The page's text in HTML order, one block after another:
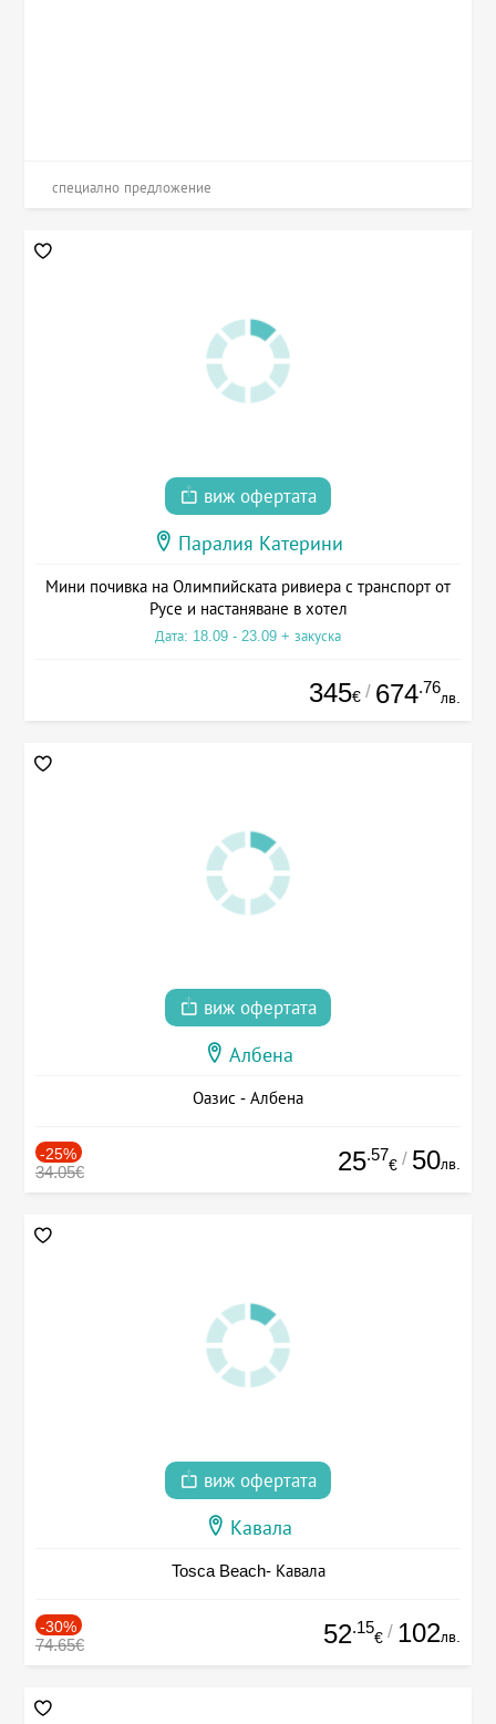
специално предложение
виж офертата
Паралия Катерини
Мини почивка на Олимпийската ривиера с транспорт от
Русе и настаняване в хотел
Дата: 18.09 - 23.09 + закуска
345€ / 674.76
лв.
виж офертата
Албена
Оазис - Албена
-25%
34.05€ 25.57
€ / 50лв.
виж офертата
Кавала
Tosca Beach- Кавала
-30%
74.65€ 52.15
€ / 102лв.